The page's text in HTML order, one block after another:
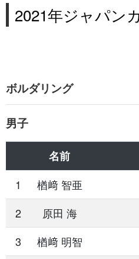
2021年ジャパン
ボルダリング
男子
名前
1
楢󠄀﨑 智亜
2
原田 海
3
楢󠄀﨑 明智